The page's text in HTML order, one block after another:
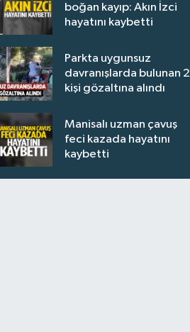
boğan kayıp: Akın İzci
hayatını kaybetti
Parkta uygunsuz
davranışlarda bulunan 2
kişi gözaltına alındı
Manisalı uzman çavuş
feci kazada hayatını
kaybetti